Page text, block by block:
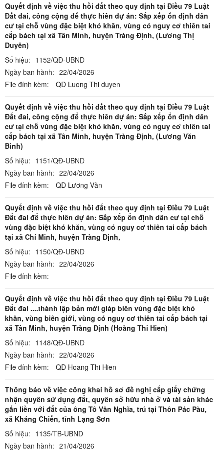
Quyết định về việc thu hồi đất theo quy định tại Điều 79 Luật
Đất đai, công cộng để thực hiên dự án: Sắp xếp ổn định dân
cư tại chỗ vùng đặc biệt khó khăn, vùng có nguy cơ thiên tai
cấp bách tại xã Tân Minh, huyện Tràng Định, (Lương Thị
Duyên)
Số hiệu: 1152/QĐ-UBND
Ngày ban hành: 22/04/2026
File đính kèm:
QD Luong Thi duyen
Quyết định về việc thu hồi đất theo quy định tại Điều 79 Luật
Đất đai, công cộng để thực hiên dự án: Sắp xếp ổn định dân
cư tại chỗ vùng đặc biệt khó khăn, vùng có nguy cơ thiên tai
cấp bách tại xã Tân Minh, huyện Tràng Định, (Lương Văn
Bình)
Số hiệu: 1151/QĐ-UBND
Ngày ban hành: 22/04/2026
File đính kèm:
QD Lương Văn
Quyết định về việc thu hồi đất theo quy định tại Điều 79 Luật
Đất đai để thực hiên dự án: Sắp xếp ổn định dân cư tại chỗ
vùng đặc biệt khó khăn, vùng có nguy cơ thiên tai cấp bách
tại xã Chí Minh, huyện Tràng Định,
Số hiệu: 1150/QĐ-UBND
Ngày ban hành: 22/04/2026
File đính kèm:
Quyết định về việc thu hồi đất theo quy định tại Điều 79 Luật
Đất đai ....thành lập bản mới giáp biên vùng đặc biệt khó
khăn, vùng biên giới, vùng có nguy cơ thiên tai cấp bách tại
xã Tân Minh, huyện Tràng Định (Hoàng Thi Hien)
Số hiệu: 1148/QĐ-UBND
Ngày ban hành: 22/04/2026
File đính kèm:
QD Hoang Thi Hien
Thông báo về việc công khai hồ sơ đề nghị cấp giấy chứng
nhận quyền sử dụng đất, quyền sở hữu nhà ở và tài sản khác
gắn liền với đất của ông Tô Văn Nghĩa, trú tại Thôn Pác Pàu,
xã Kháng Chiến, tỉnh Lạng Sơn
Số hiệu: 1135/TB-UBND
Ngày ban hành: 21/04/2026